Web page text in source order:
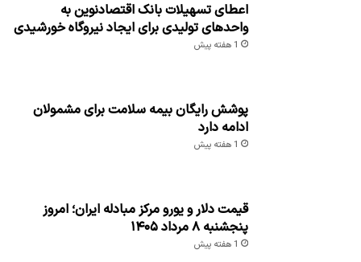
اعطای تسهیلات بانک اقتصادنوین به
واحدهای تولیدی برای ایجاد نیروگاه خورشیدی
1 هفته پیش
پوشش رایگان بیمه سلامت برای مشمولان
ادامه دارد
1 هفته پیش
قیمت دلار و یورو مرکز مبادله ایران؛ امروز
پنجشنبه ۸ مرداد ۱۴۰۵
1 هفته پیش